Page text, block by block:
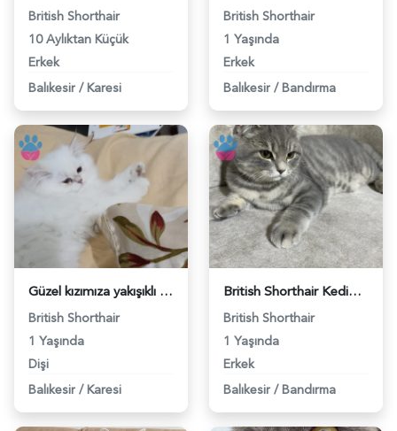
British Shorthair
10 Aylıktan Küçük
Erkek
Balıkesir / Karesi
British Shorthair
1 Yaşında
Erkek
Balıkesir / Bandırma
Güzel kızımıza yakışıklı damat ariyorum - 118982536
British Shorthair
1 Yaşında
Dişi
Balıkesir / Karesi
British Shorthair Kedim Kızgınlıkta - 118982419
British Shorthair
1 Yaşında
Erkek
Balıkesir / Bandırma